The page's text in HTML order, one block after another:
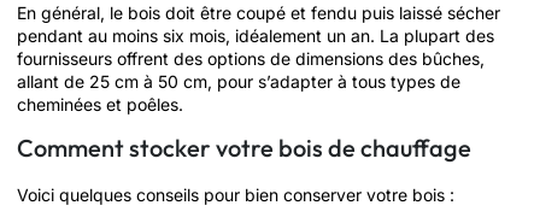
En général, le bois doit être coupé et fendu puis laissé sécher
pendant au moins six mois, idéalement un an. La plupart des
fournisseurs offrent des options de dimensions des bûches,
allant de 25 cm à 50 cm, pour s’adapter à tous types de
cheminées et poêles.
Comment stocker votre bois de chauffage
Voici quelques conseils pour bien conserver votre bois :